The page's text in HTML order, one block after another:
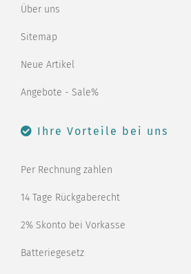
Über uns
Sitemap
Neue Artikel
Angebote - Sale%
Ihre Vorteile bei uns
Per Rechnung zahlen
14 Tage Rückgaberecht
2% Skonto bei Vorkasse
Batteriegesetz